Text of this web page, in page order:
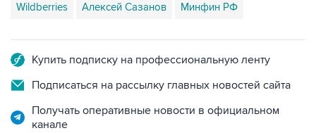
Wildberries Алексей Сазанов Минфин РФ
Купить подписку на профессиональную ленту
Подписаться на рассылку главных новостей сайта
Получать оперативные новости в официальном
канале